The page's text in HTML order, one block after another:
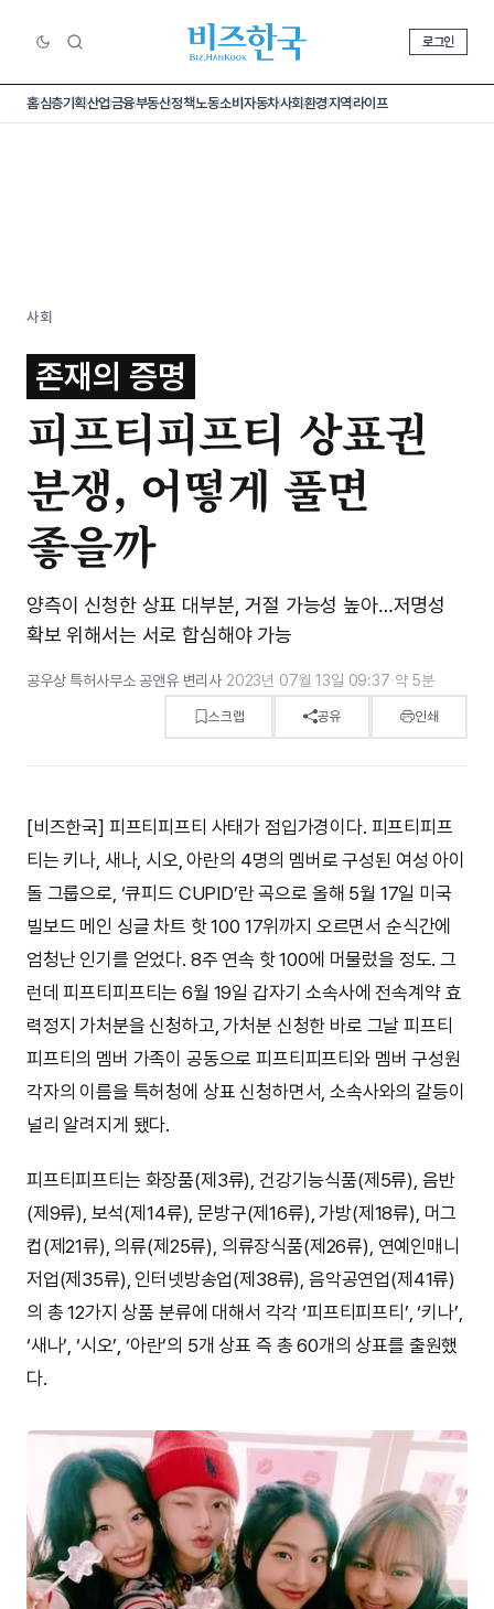
로그인
홈심층기획산업금융부동산정책노동소비 자동차사회환경지역라이프
사회
존재의 증명
피프티피프티 상표권
분쟁, 어떻게 풀면
좋을까
양측이 신청한 상표 대부분, 거절 가능성 높아…저명성
확보 위해서는 서로 합심해야 가능
공우상 특허사무소 공앤유 변리사·2023년 07월 13일 09:37·약 5분
스크랩 공유 인쇄
[비즈한국] 피프티피프티 사태가 점입가경이다. 피프티피프
티는 키나, 새나, 시오, 아란의 4명의 멤버로 구성된 여성 아이
돌 그룹으로, ‘큐피드 CUPID’란 곡으로 올해 5월 17일 미국
빌보드 메인 싱글 차트 핫 100 17위까지 오르면서 순식간에
엄청난 인기를 얻었다. 8주 연속 핫 100에 머물렀을 정도. 그
런데 피프티피프티는 6월 19일 갑자기 소속사에 전속계약 효
력정지 가처분을 신청하고, 가처분 신청한 바로 그날 피프티
피프티의 멤버 가족이 공동으로 피프티피프티와 멤버 구성원
각자의 이름을 특허청에 상표 신청하면서, 소속사와의 갈등이
널리 알려지게 됐다.
피프티피프티는 화장품(제3류), 건강기능식품(제5류), 음반
(제9류), 보석(제14류), 문방구(제16류), 가방(제18류), 머그
컵(제21류), 의류(제25류), 의류장식품(제26류), 연예인매니
저업(제35류), 인터넷방송업(제38류), 음악공연업(제41류)
의 총 12가지 상품 분류에 대해서 각각 ‘피프티피프티’, ‘키나’,
‘새나’, ‘시오’, ‘아란’의 5개 상표 즉 총 60개의 상표를 출원했
다.